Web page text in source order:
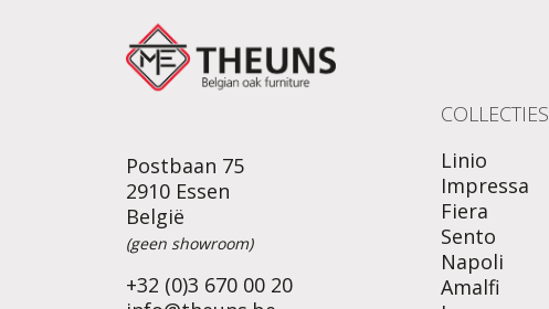
Postbaan 75
2910 Essen
België
(geen showroom)
+32 (0)3 670 00 20
COLLECTIES
Linio
Impressa
Fiera
Sento
Napoli
Amalfi